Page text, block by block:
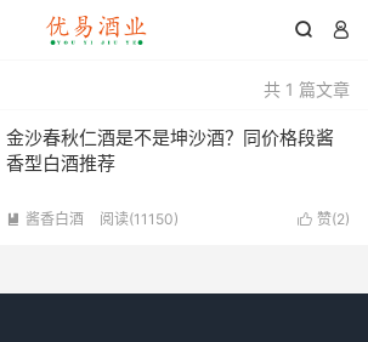
 
共 1 篇文章
金沙春秋仁酒是不是坤沙酒？同价格段酱
香型白酒推荐
 赞(2)
 酱香白酒 阅读(11150)